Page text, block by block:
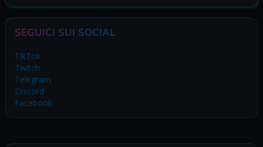
SEGUICI SUI SOCIAL
TikTok
Twitch
Telegram
Discord
Facebook